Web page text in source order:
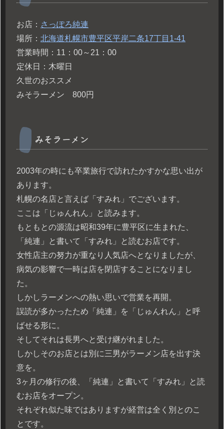
お店： さっぽろ純連
場所： 北海道札幌市豊平区平岸二条17丁目1-41
営業時間：11：00～21：00
定休日：木曜日
久世のおススメ
みそラーメン 800円
みそラーメン
2003年の時にも卒業旅行で訪れたかすかな思い出が
あります。
札幌の名店と言えば「すみれ」でございます。
ここは「じゅんれん」と読みます。
もともとの源流は昭和39年に豊平区に生まれた、
「純連」と書いて「すみれ」と読むお店です。
女性店主の努力が重なり人気店へとなりましたが、
病気の影響で一時は店を閉店することになりまし
た。
しかしラーメンへの熱い思いで営業を再開。
誤読が多かったため「純連」を「じゅんれん」と呼
ばせる形に。
そしてそれは長男へと受け継がれました。
しかしそのお店とは別に三男がラーメン店を出す決
意を。
3ヶ月の修行の後、「純連」と書いて「すみれ」と読
むお店をオープン。
それぞれ似た味ではありますが経営は全く別とのこ
とです。